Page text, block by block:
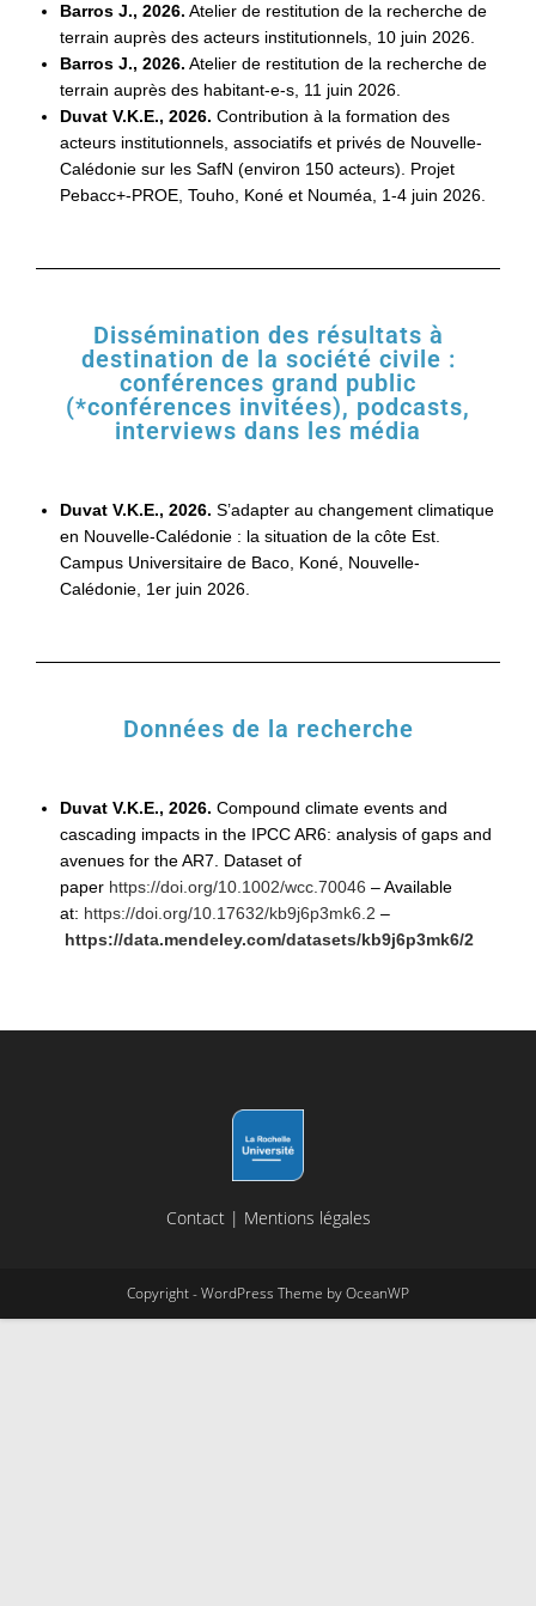
Barros J., 2026. Atelier de restitution de la recherche de
terrain auprès des acteurs institutionnels, 10 juin 2026.
Barros J., 2026. Atelier de restitution de la recherche de
terrain auprès des habitant-e-s, 11 juin 2026.
Duvat V.K.E., 2026. Contribution à la formation des
acteurs institutionnels, associatifs et privés de Nouvelle-
Calédonie sur les SafN (environ 150 acteurs). Projet
Pebacc+-PROE, Touho, Koné et Nouméa, 1-4 juin 2026
Dissémination des résultats à
destination de la société civile :
conférences grand public
(*conférences invitées), podcasts,
interviews dans les média
Duvat V.K.E., 2026. S’adapter au changement climatique
en Nouvelle-Calédonie : la situation de la côte Est.
Campus Universitaire de Baco, Koné, Nouvelle-
Calédonie, 1er juin 2026
Données de la recherche
Duvat V.K.E., 2026. Compound climate events and
cascading impacts in the IPCC AR6: analysis of gaps and
avenues for the AR7. Dataset of
paper https://doi.org/10.1002/wcc.70046 – Available
at: https://doi.org/10.17632/kb9j6p3mk6.2 –
https://data.mendeley.com/datasets/kb9j6p3mk6/2
Contact | Mentions légales
Copyright - WordPress Theme by OceanWP